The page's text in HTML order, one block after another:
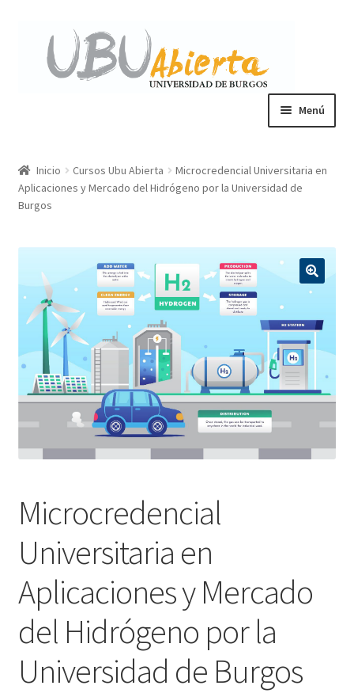
contenido
Menú
Cursos de verano
Inicio Cursos Ubu Abierta
Microcredencial Universitaria en
Aplicaciones y Mercado del Hidrógeno por la Universidad de
Burgos
Microcredencial
Universitaria en
Aplicaciones y Mercado
del Hidrógeno por la
Universidad de Burgos